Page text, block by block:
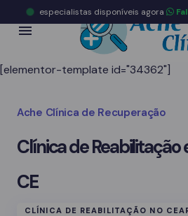
[elementor-template id="34362"]
Ache Clínica de Recuperação
Clínica de
CE
CLÍNICA DE REABILITAÇÃO NO
especialistas disponíveis agora